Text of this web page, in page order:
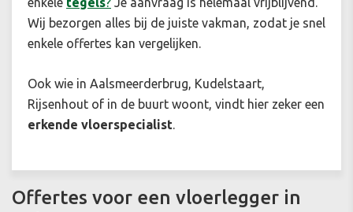
Wij bezorgen alles bij de juiste vakman, zodat je snel
enkele offertes kan vergelijken.
Ook wie in Aalsmeerderbrug, Kudelstaart,
Rijsenhout of in de buurt woont, vindt hier zeker een
erkende vloerspecialist.
Offertes voor een vloerlegger in